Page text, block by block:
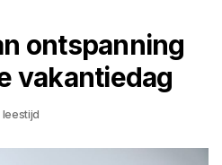
ontspanning
vakantiedag
leestijd